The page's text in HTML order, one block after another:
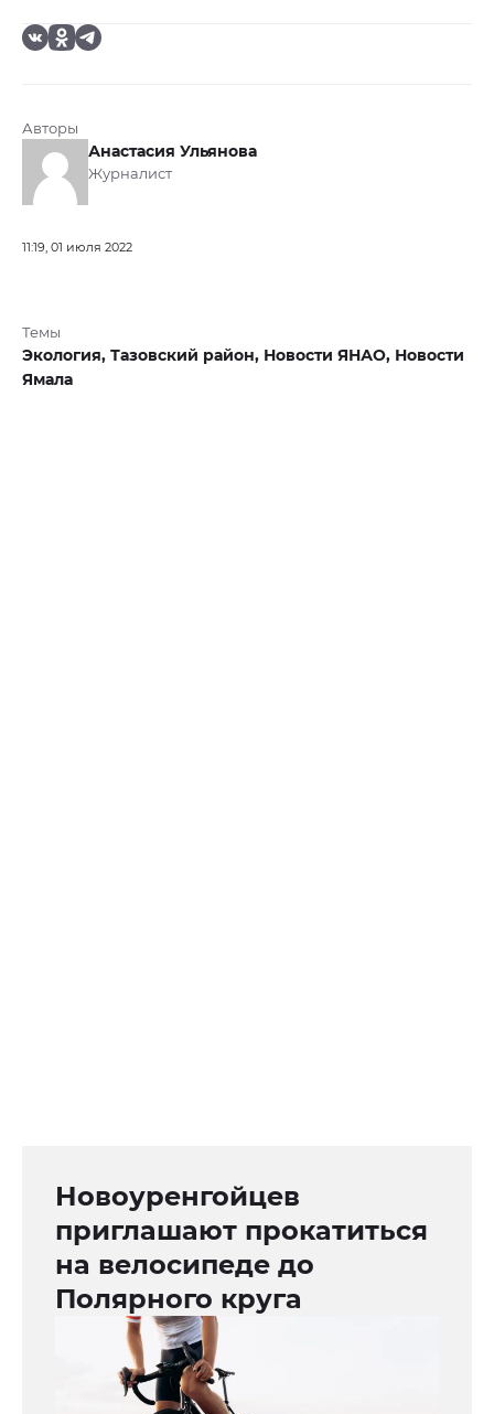
Авторы
Анастасия Ульянова
Журналист
11:19, 01 июля 2022
Темы
Экология, Тазовский район, Новости ЯНАО, Новости
Ямала
Новоуренгойцев
приглашают прокатиться
на велосипеде до
Полярного круга